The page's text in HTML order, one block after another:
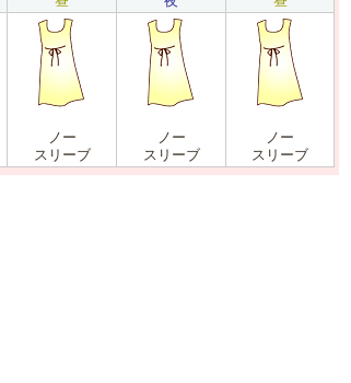
ノー
スリーブ
ノー
スリーブ
ノー
スリーブ